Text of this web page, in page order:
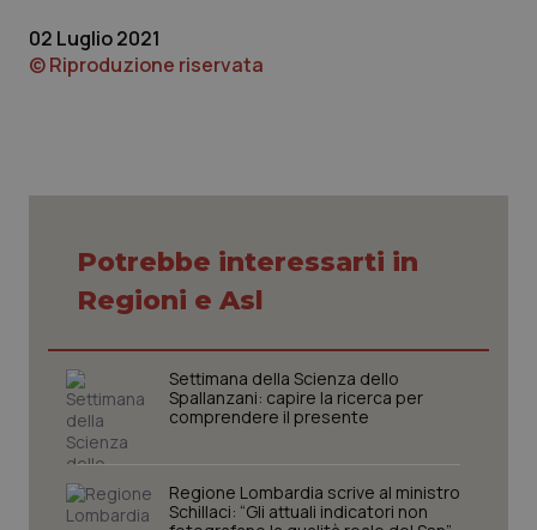
Piemonte
Sardegna
Sicilia
Toscana
Umbria
HIV
Malattia di Crohn & Rettocolite Ulcerosa
Neuroscienze & patologie neurodegenerative
Obesità
Oftalmologia
02 Luglio 2021
© Riproduzione riservata
Potrebbe interessarti in
Regioni e Asl
Settimana della Scienza dello
Spallanzani: capire la ricerca per
comprendere il presente
Regione Lombardia scrive al ministro
Schillaci: “Gli attuali indicatori non